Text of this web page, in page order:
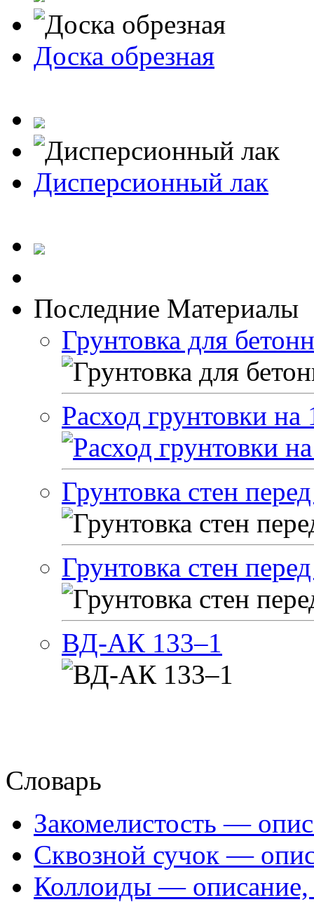
Доска обрезная
Дисперсионный лак
Последние Материалы
Грунтовка для
Расход грунтовки на
Грунтовка стен
Грунтовка стен
ВД-АК 133–1
Словарь
Закомелистость —
Сквозной сучок —
Коллоиды — описание,